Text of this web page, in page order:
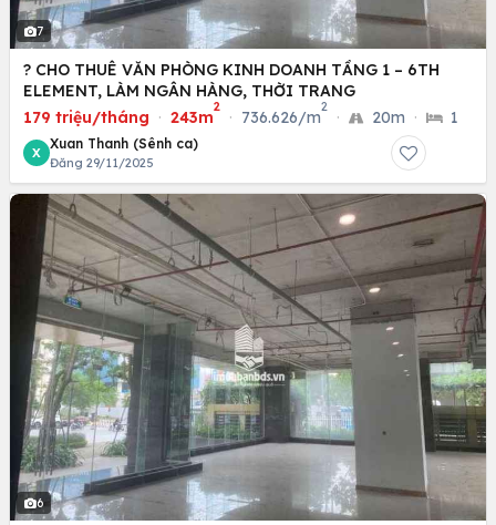
7
? CHO THUÊ VĂN PHÒNG KINH DOANH TẦNG 1 – 6TH
ELEMENT, LÀM NGÂN HÀNG, THỜI TRANG
179 triệu/tháng · 243m
2
· 736.626/m
2
· 20m · 1
X
Xuan Thanh (Sênh ca)
Đăng 29/11/2025
6